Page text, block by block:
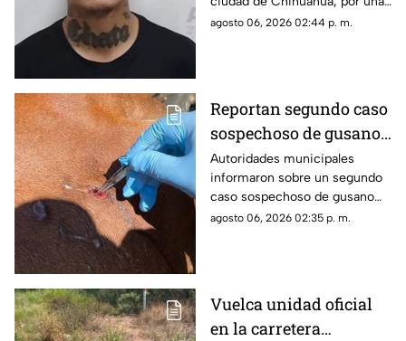
orden de aprehensión
agosto 06, 2026 02:44 p. m.
Reportan segundo caso
sospechoso de gusano
barrenador en el
municipio de
Chihuahua
Autoridades municipales
informaron sobre un segundo
caso sospechoso de gusano
barrenador del ganado en el
agosto 06, 2026 02:35 p. m.
Vuelca unidad oficial
en la carretera